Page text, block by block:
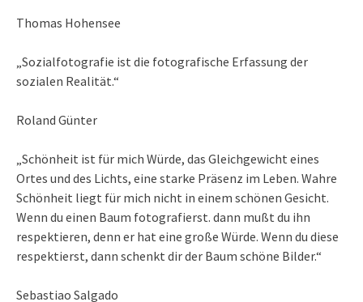
Thomas Hohensee
„Sozialfotografie ist die fotografische Erfassung der
sozialen Realität.“
Roland Günter
„Schönheit ist für mich Würde, das Gleichgewicht eines
Ortes und des Lichts, eine starke Präsenz im Leben. Wahre
Schönheit liegt für mich nicht in einem schönen Gesicht.
Wenn du einen Baum fotografierst. dann mußt du ihn
respektieren, denn er hat eine große Würde. Wenn du diese
respektierst, dann schenkt dir der Baum schöne Bilder.“
Sebastiao Salgado